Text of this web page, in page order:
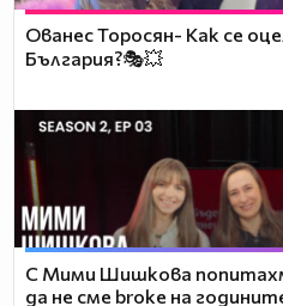
Ованес Торосян- Как се
България?🎭💥
С Мими Шишкова
да не сме broke на